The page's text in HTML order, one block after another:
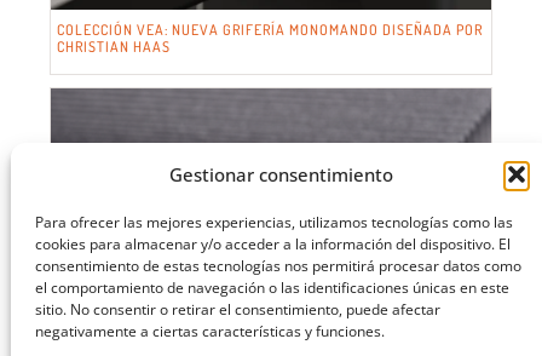
Gestionar consentimiento
Para ofrecer las mejores experiencias, utilizamos tecnologías como las
cookies para almacenar y/o acceder a la información del dispositivo. El
consentimiento de estas tecnologías nos permitirá procesar datos como
el comportamiento de navegación o las identificaciones únicas en este
sitio. No consentir o retirar el consentimiento, puede afectar
negativamente a ciertas características y funciones.
COLECCIÓN VEA: NUEVA GRIFERÍA MONOMANDO DISEÑADA POR
CHRISTIAN HAAS